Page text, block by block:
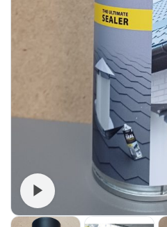
Watch video